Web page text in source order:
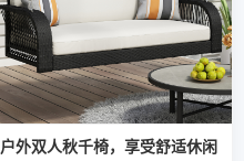
户外双人秋千椅，享受舒适休闲